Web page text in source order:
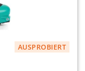
AUSPROBIERT